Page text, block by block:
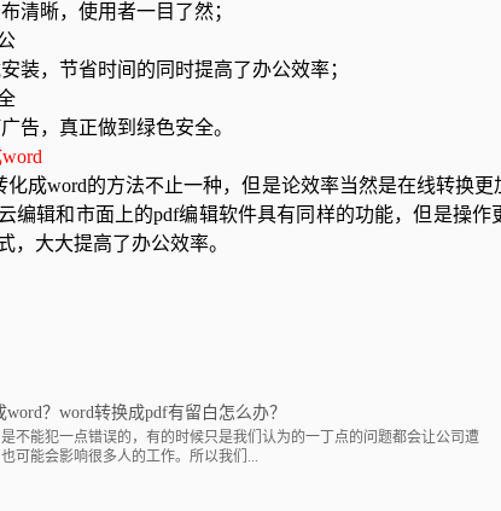
清晰，使用者一目了然；
装，节省时间的同时提高了办公效率；
告，真正做到绿色安全。
成word的方法不止一种，但是论效率当然是在线转换
编辑和市面上的pdf编辑软件具有同样的功能，但是操
，大大提高了办公效率。
？word转换成pdf有留白怎么办？
不能犯一点错误的，有的时候只是我们认为的一丁点的问题都会让公司遭
可能会影响很多人的工作。所以我们...